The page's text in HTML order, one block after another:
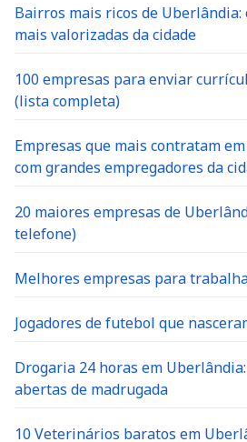
Bairros mais ricos de Uberlândia:
mais valorizadas da cidade
100 empresas para enviar
(lista completa)
Empresas que mais contratam
com grandes empregadores da
20 maiores empresas de
telefone)
Melhores empresas para
Jogadores de futebol que
Drogaria 24 horas em
abertas de madrugada
10 Veterinários baratos em